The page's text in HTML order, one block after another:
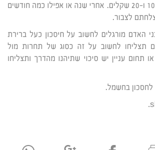
עודפים קטנים אפילו 10 ו-20 שקלים. אחרי שנה או אפילו כמה חודשים
לצבור.
האדם מורגלים לחשוב על חיסכון כעל ברירת
תצליחו לחשוב על זה כסוג של תחרות מול
תחום עניין יש סיכוי שתיהנו מהדרך ותצליחו
בחשמל.